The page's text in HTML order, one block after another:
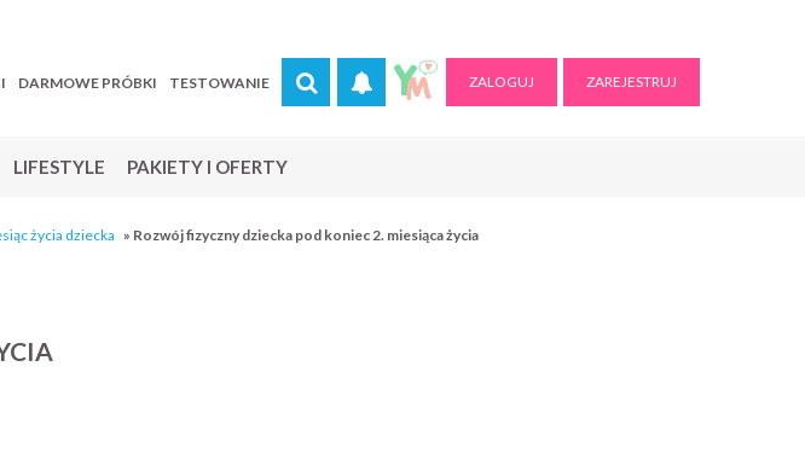
DARMOWE PRÓBKI TESTOWANIE ZALOGUJ ZAREJESTRUJ
LIFESTYLE PAKIETY I OFERTY
życia dziecka » Rozwój fizyczny dziecka pod koniec 2. miesiąca życia